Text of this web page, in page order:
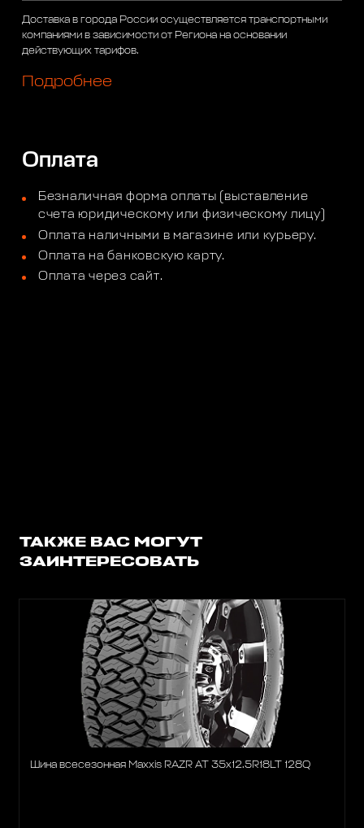
Доставка в города России осуществляется транспортными
компаниями в зависимости от Региона на основании
действующих тарифов.
Подробнее
Оплата
Безналичная форма оплаты (выставление
счета юридическому или физическому лицу)
Оплата наличными в магазине или курьеру.
Оплата на банковскую карту.
Оплата через сайт.
ТАКЖЕ ВАС МОГУТ
ЗАИНТЕРЕСОВАТЬ
Шина всесезонная Maxxis RAZR AT 35x12.5R18LT 128Q